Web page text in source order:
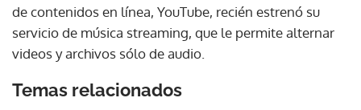
de contenidos en línea, YouTube, recién estrenó su
servicio de música streaming, que le permite alternar
videos y archivos sólo de audio.
Temas relacionados